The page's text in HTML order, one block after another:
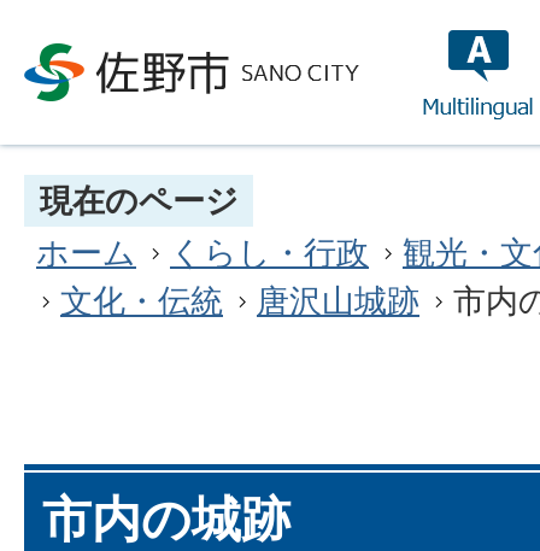
現在のページ
ホーム
くらし・行政
観光・
文化・伝統
唐沢山城跡 市内
市内の城跡